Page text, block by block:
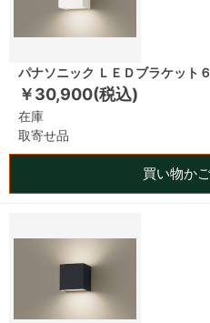
パナソニック ＬＥＤブラケット
￥30,900(税込)
在庫
取寄せ品
買い物か